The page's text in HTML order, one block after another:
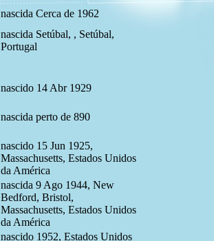
nascida Cerca de 1962
nascida Setúbal, , Setúbal,
Portugal
nascido 14 Abr 1929
nascida perto de 890
nascido 15 Jun 1925,
Massachusetts, Estados Unidos
da América
nascida 9 Ago 1944, New
Bedford, Bristol,
Massachusetts, Estados Unidos
da América
nascido 1952, Estados Unidos